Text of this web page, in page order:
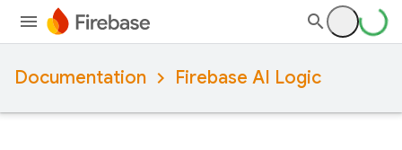
Documentation Firebase AI Logic